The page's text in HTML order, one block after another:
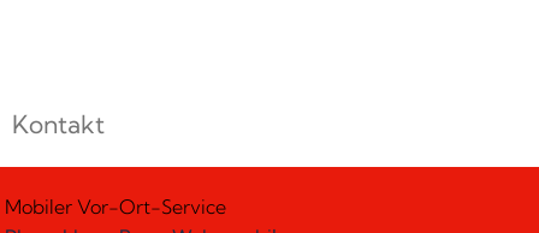
Kontakt
Mobiler Vor-Ort-Service